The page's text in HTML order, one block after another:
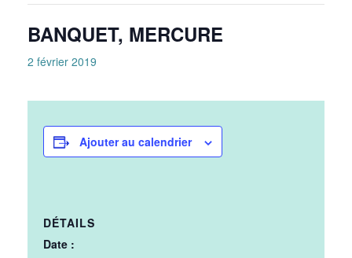
BANQUET, MERCURE
2 février 2019
Ajouter au calendrier
DÉTAILS
Date :